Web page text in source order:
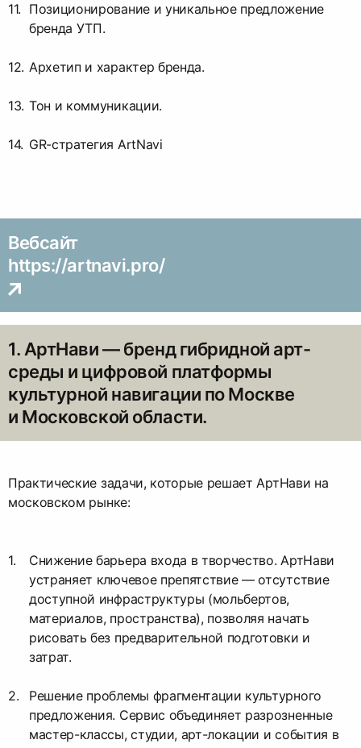
Позиционирование и уникальное предложение
бренда УТП.
Архетип и характер бренда.
Тон и коммуникации.
GR-стратегия ArtNavi
Вебсайт
https://artnavi.pro/
1. АртНави — бренд гибридной арт-
среды и цифровой платформы
культурной навигации по Москве
и Московской области.
Практические задачи, которые решает АртНави на
московском рынке:
Снижение барьера входа в творчество. АртНави
устраняет ключевое препятствие — отсутствие
доступной инфраструктуры (мольбертов,
материалов, пространства), позволяя начать
рисовать без предварительной подготовки и
затрат.
Решение проблемы фрагментации культурного
предложения. Сервис объединяет разрозненные
мастер-классы, студии, арт-локации и события в